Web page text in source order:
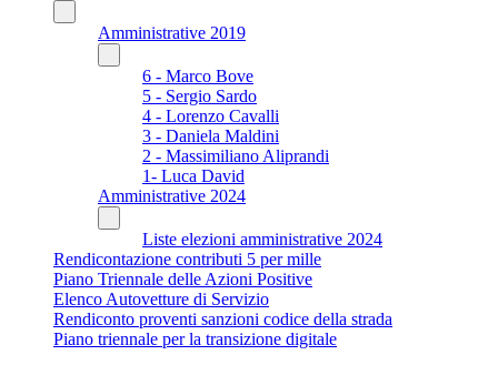
Amministrative 2019
6 - Marco Bove
5 - Sergio Sardo
4 - Lorenzo Cavalli
3 - Daniela Maldini
2 - Massimiliano Aliprandi
1- Luca David
Amministrative 2024
Liste elezioni amministrative 2024
Rendicontazione contributi 5 per mille
Piano Triennale delle Azioni Positive
Elenco Autovetture di Servizio
Rendiconto proventi sanzioni codice della strada
Piano triennale per la transizione digitale